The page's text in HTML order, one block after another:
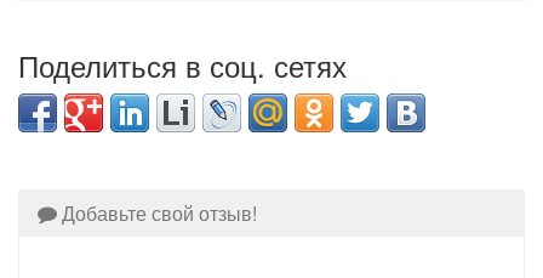
Поделиться в соц. сетях
Добавьте свой отзыв!